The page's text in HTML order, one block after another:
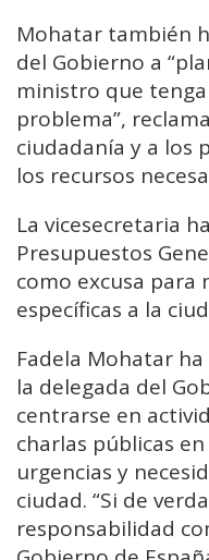
Mohatar también
del Gobierno a
ministro que
problema”,
ciudadanía y a los
los recursos
La vicesecretaria
Presupuestos
como excusa para
específicas a la
Fadela Mohatar
la delegada del
centrarse en
charlas públicas
urgencias y
ciudad. “Si de
responsabilidad